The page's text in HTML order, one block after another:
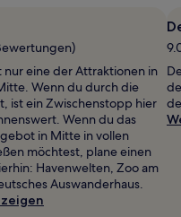
nur eine der Attraktionen in
Wenn du durch die
ist ein Zwischenstopp hier
Wenn du das
in Mitte in vollen
möchtest, plane einen
Havenwelten, Zoo am
Auswanderhaus.